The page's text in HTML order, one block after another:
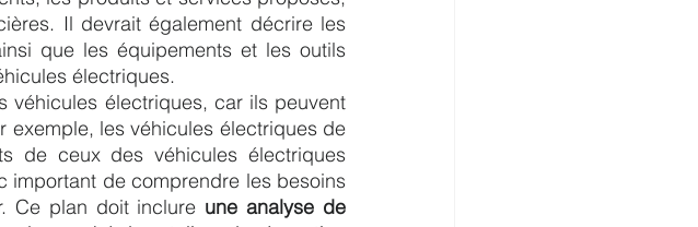
Il devrait également décrire les
que les équipements et les outils
électriques.
véhicules électriques, car ils peuvent
exemple, les véhicules électriques de
de ceux des véhicules électriques
important de comprendre les besoins
Ce plan doit inclure une analyse de